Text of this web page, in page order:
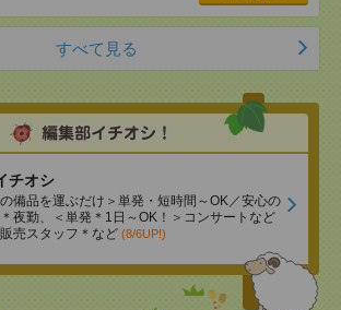
すべて見る
チオシ
備品を運ぶだけ＞単発・短時間～OK／安心の
夜勤、＜単発＊1日～OK！＞コンサートなど
売スタッフ＊など (8/6UP!)